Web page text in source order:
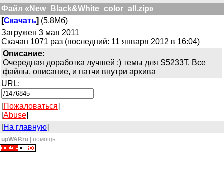
Файл «New_Black&White_color_all.zip»
[Скачать] (5.8Мб)
Загружен 3 мая 2011
Скачан 1071 раз (последний: 11 января 2012 в 16:04)
Описание:
Очередная доработка лучшей :) темы для S5233T. Все
файлы, описание, и патчи внутри архива
URL:
[Пожаловаться]
[Abuse]
[На главную]
upWAP.ru помощь